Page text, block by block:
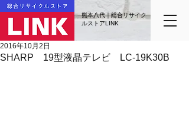
熊本八代｜総合リサイク
ルストアLINK
SHARP 19型液晶テレビ LC-19K30B
2016年10月2日